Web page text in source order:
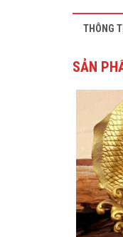
THÔNG
SẢN